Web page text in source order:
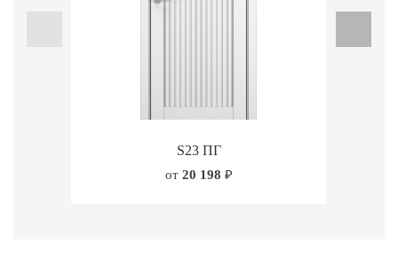
S23 ПГ
от 20 198 ₽